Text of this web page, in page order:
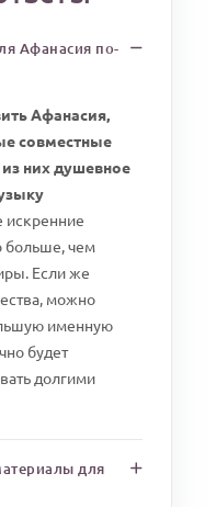
Афанасия по-
Афанасия,
совместные
них душевное
искренние
больше, чем
Если же
можно
именную
будет
долгими
для